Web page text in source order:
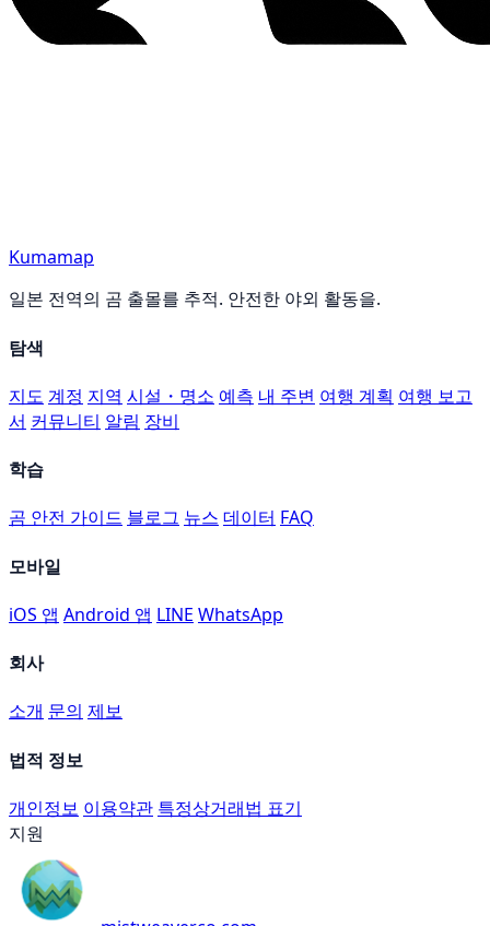
Kumamap
일본 전역의 곰 출몰를 추적. 안전한 야외 활동을.
탐색
지도 계정 지역 시설・명소 예측 내 주변 여행 계획 여행 보고
서 커뮤니티 알림 장비
학습
곰 안전 가이드 블로그 뉴스 데이터 FAQ
모바일
iOS 앱 Android 앱 LINE WhatsApp
회사
소개 문의 제보
법적 정보
개인정보 이용약관 특정상거래법 표기
지원